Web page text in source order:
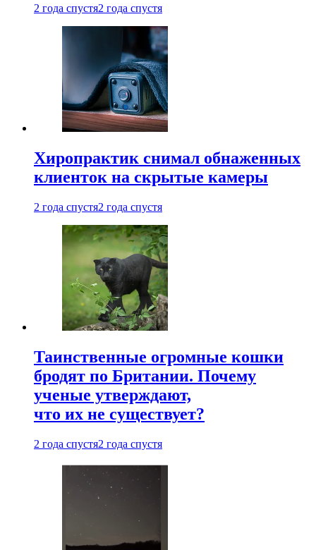
2 года спустя2 года спустя
Хиропрактик снимал обнаженных
клиенток на скрытые камеры
2 года спустя2 года спустя
Таинственные огромные кошки
бродят по Британии. Почему
ученые утверждают,
что их не существует?
2 года спустя2 года спустя